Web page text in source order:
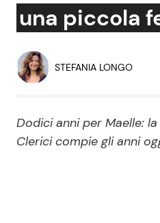
Economia
Persone Scomparse
Politica
una piccola
STEFANIA LONGO
Dodici anni per Maelle:
Clerici compie gli anni